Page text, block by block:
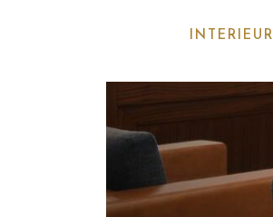
INTERIEUR